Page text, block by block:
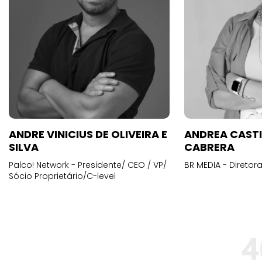
ANDRE VINICIUS DE OLIVEIRA E
SILVA
Palco! Network - Presidente/ CEO / VP/
Sócio Proprietário/C-level
ANDREA
CABRERA
BR MEDIA -